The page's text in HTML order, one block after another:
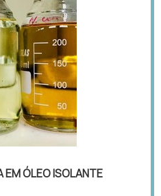
EM ÓLEO ISOLANTE